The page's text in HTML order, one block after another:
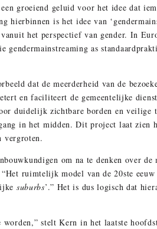
groeiend geluid voor het idee dat
hierbinnen is het idee van
het perspectief van gender. In
gendermainstreaming as
dat de meerderheid van de
en faciliteert de gemeentelijke
duidelijk zichtbare borden en
in het midden. Dit project laat zien
vergroten.
om na te denken over
ruimtelijk model van de 20ste
suburbs’.” Het is dus logisch dat
stelt Kern in het laatste